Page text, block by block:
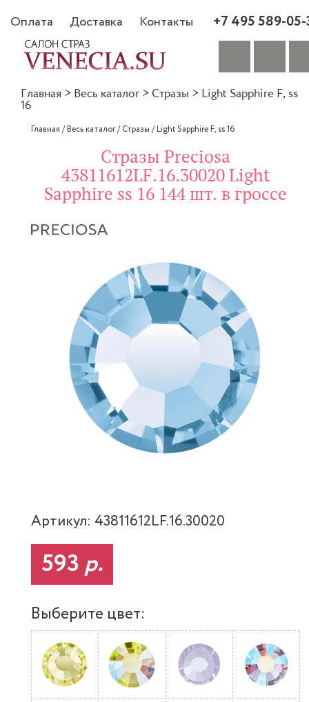
Оплата Доставка Контакты +7 495 589-
Главная > Весь каталог > Стразы > Light Sapphire F, ss
16
Главная /Весь каталог/Стразы /Light Sapphire F, ss 16
Стразы Preciosa
43811612LF.16.30020 Light
Sapphire ss 16 144 шт. в гроссе
Артикул: 43811612LF.16.30020
593 р.
Выберите цвет: